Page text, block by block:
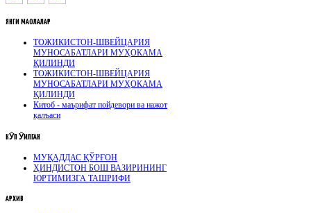
ЯНГИ МАҚОЛАЛАР
ТОЖИКИСТОН-ШВЕЙЦАРИЯ
МУНОСАБАТЛАРИ МУҲОКАМА
ҚИЛИНДИ
ТОЖИКИСТОН-ШВЕЙЦАРИЯ
МУНОСАБАТЛАРИ МУҲОКАМА
ҚИЛИНДИ
Китоб - маърифат пойдевори ва нажот
қалъаси
КӮП ӮҚИЛГАН
МУҚАДДАС ҚЎРҒОН
ҲИНДИСТОН БОШ ВАЗИРИНИНГ
ЮРТИМИЗГА ТАШРИФИ
АРХИВ